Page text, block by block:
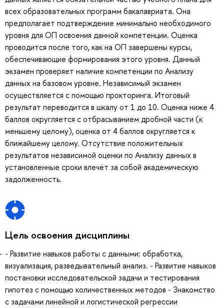
всех образовательных программ бакалавриата. Она
предполагает подтверждение минимально необходимого
уровня для ОП освоения данной компетенции. Оценка
проводится после того, как на ОП завершены курсы,
обеспечивающие формирования этого уровня. Данный
экзамен проверяет наличие компетенции по Анализу
данных на базовом уровне. Независимый экзамен
осуществляется с помощью прокторинга. Итоговый
результат переводится в шкалу от 1 до 10. Оценка ниже 4
баллов округляется с отбрасыванием дробной части (к
меньшему целому), оценка от 4 баллов округляется к
ближайшему целому. Отсутствие положительных
результатов независимой оценки по Анализу данных в
установленные сроки влечёт за собой академическую
задолженность.
Цель освоения дисциплины
- Развитие навыков работы с данными: обработка,
визуализация, разведывательный анализ. - Развитие навыков
постановки исследовательской задачи и тестирования
гипотез с помощью количественных методов - Знакомство
с задачами линейной и логистической регрессии